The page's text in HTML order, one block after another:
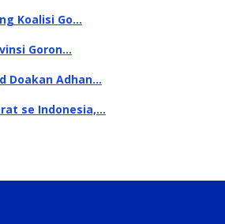
Koalisi Go…
Goron…
Doakan Adhan…
se Indonesia,…